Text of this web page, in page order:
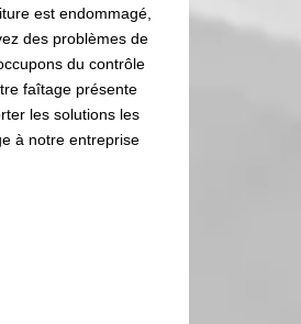
est endommagé,
des problèmes de
du contrôle
faîtage présente
les solutions les
à notre entreprise